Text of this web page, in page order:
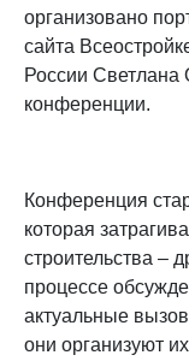
организовано
сайта
России
конференции.
Конференция
которая
строительства –
процессе
актуальные
они организуют